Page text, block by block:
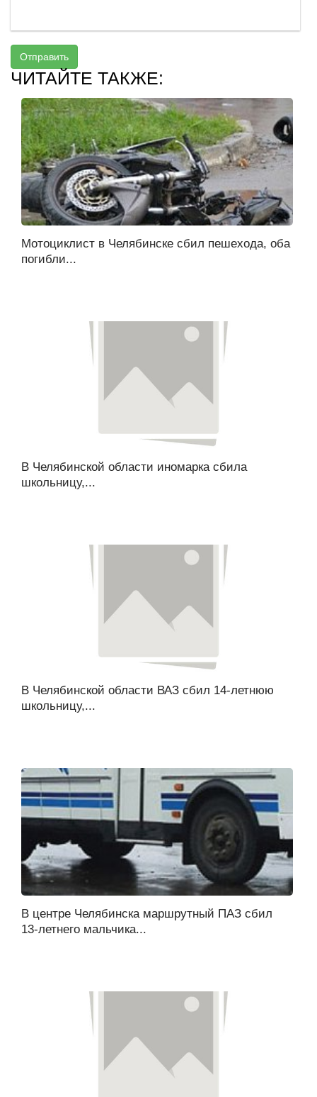
Отправить
ЧИТАЙТЕ ТАКЖЕ:
Мотоциклист в Челябинске сбил пешехода, оба
погибли...
В Челябинской области иномарка сбила
школьницу,...
В Челябинской области ВАЗ сбил 14-летнюю
школьницу,...
В центре Челябинска маршрутный ПАЗ сбил
13-летнего мальчика...